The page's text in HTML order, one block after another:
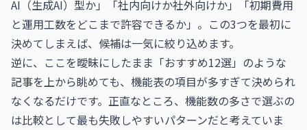
AI（生成AI）型か」「社内向けか社外向けか」「初期費用
と運用工数をどこまで許容できるか」。この3つを最初に
決めてしまえば、候補は一気に絞り込めます。
逆に、ここを曖昧にしたまま「おすすめ12選」のような
記事を上から眺めても、機能表の項目が多すぎて決められ
なくなるだけです。正直なところ、機能数の多さで選ぶの
は比較として最も失敗しやすいパターンだと考えていま